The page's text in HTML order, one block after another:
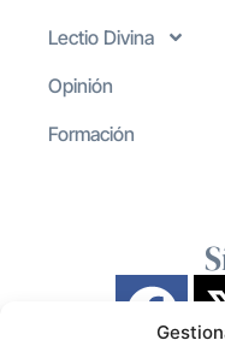
Lectio Divina
Opinión
Formación